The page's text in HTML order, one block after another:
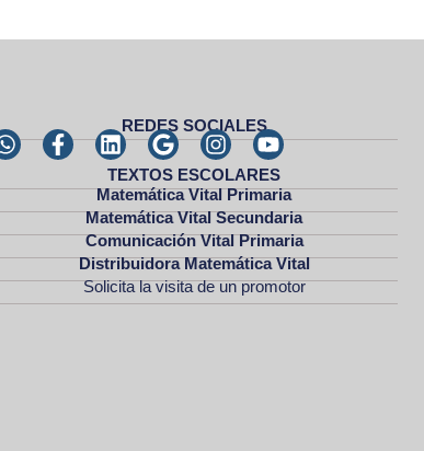
REDES SOCIALES
TEXTOS ESCOLARES
Matemática Vital Primaria
Matemática Vital Secundaria
Comunicación Vital Primaria
Distribuidora Matemática Vital
Solicita la visita de un promotor